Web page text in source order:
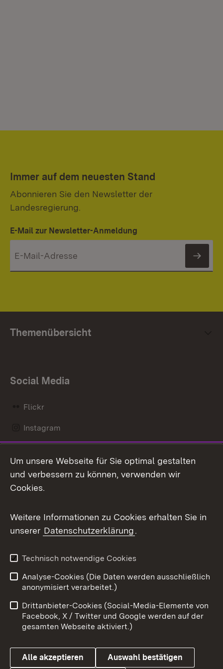
Immer auf dem neuesten Stand
Abonnieren Sie den Newsletter der
Landesregierung.
E-Mail zur Newsletter-Anmeldung
Themenübersicht
Social Media
Flickr
Instagram
Mastodon
Messenger
Social Wall
X / Twitter
Youtube
Benutzungshinweise
Barrierefreiheit
Datenschutz
Cookies
Um unsere Webseite für Sie optimal gestalten
und verbessern zu können, verwenden wir
Cookies.
Weitere Informationen zu Cookies erhalten Sie in
unserer Datenschutzerklärung.
Technisch notwendige Cookies
Analyse-Cookies (Die Daten werden ausschließlich
anonymisiert verarbeitet.)
Drittanbieter-Cookies (Social-Media-Elemente von
Facebook, X / Twitter und Google werden auf der
gesamten Webseite aktiviert.)
Alle akzeptieren Auswahl bestätigen